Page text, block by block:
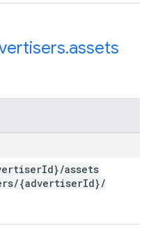
.assets
Id}/assets
/{advertiserId}/